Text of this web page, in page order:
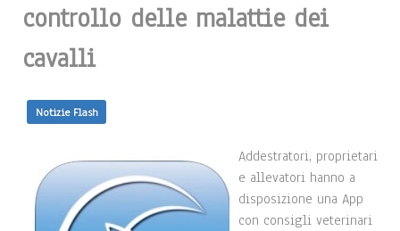
controllo delle malattie dei
cavalli
Notizie Flash
Addestratori, proprietari
e allevatori hanno a
disposizione una App
con consigli veterinari